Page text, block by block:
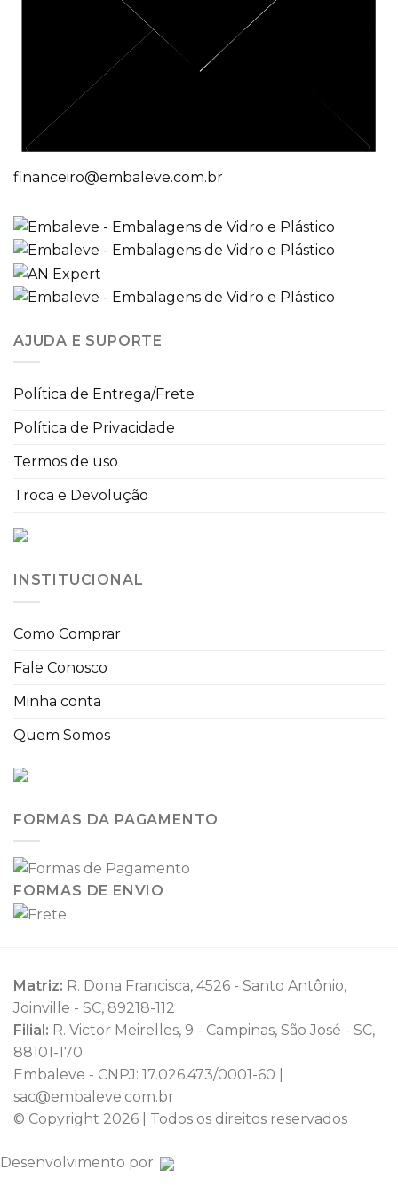
financeiro@embaleve.com.br
AJUDA E SUPORTE
Política de Entrega/Frete
Política de Privacidade
Termos de uso
Troca e Devolução
INSTITUCIONAL
Como Comprar
Fale Conosco
Minha conta
Quem Somos
FORMAS DA PAGAMENTO
FORMAS DE ENVIO
Matriz: R. Dona Francisca, 4526 - Santo Antônio,
Joinville - SC, 89218-112
Filial: R. Victor Meirelles, 9 - Campinas, São José - SC,
88101-170
Embaleve - CNPJ: 17.026.473/0001-60 |
sac@embaleve.com.br
© Copyright 2026 | Todos os direitos reservados
Desenvolvimento por: